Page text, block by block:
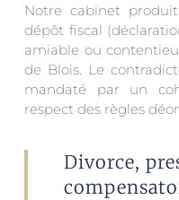
Notre cabinet
dépôt fiscal
amiable ou
de Blois. Le
mandaté par un
respect des règles
Divorce,